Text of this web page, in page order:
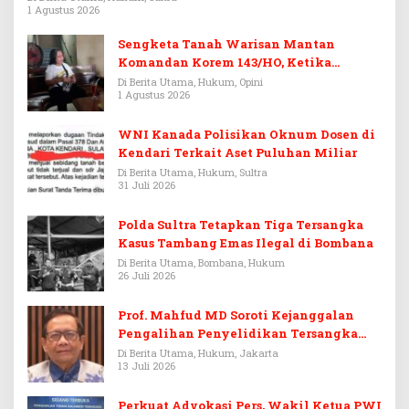
1 Agustus 2026
Sengketa Tanah Warisan Mantan
Komandan Korem 143/HO, Ketika
Warisan Menjadi Arena Pemerasan
Di Berita Utama, Hukum, Opini
1 Agustus 2026
WNI Kanada Polisikan Oknum Dosen di
Kendari Terkait Aset Puluhan Miliar
Di Berita Utama, Hukum, Sultra
31 Juli 2026
Polda Sultra Tetapkan Tiga Tersangka
Kasus Tambang Emas Ilegal di Bombana
Di Berita Utama, Bombana, Hukum
26 Juli 2026
Prof. Mahfud MD Soroti Kejanggalan
Pengalihan Penyelidikan Tersangka
Febrie Adriansyah
Di Berita Utama, Hukum, Jakarta
13 Juli 2026
Perkuat Advokasi Pers, Wakil Ketua PWI